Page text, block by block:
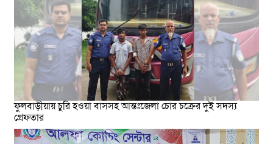
ফুলবাড়ীয়ায় চুরি হওয়া বাসসহ আন্তঃজেলা চোর চক্রের দুই সদস্য
গ্রেফতার